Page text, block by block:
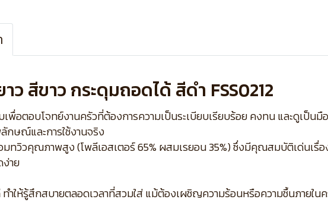
ว สีขาว กระดุมถอดได้ สีดำ FSS0212
อตอบโจทย์งานครัวที่ต้องการความเป็นระเบียบเรียบร้อย คงทน และดูเป็นมือ
กษณ์และการใช้งานจริง
ทวิวคุณภาพสูง (โพลีเอสเตอร์ 65% ผสมเรยอน 35%) ซึ่งมีคุณสมบัติเด่นเรื่
าย
ทำให้รู้สึกสบายตลอดเวลาที่สวมใส่ แม้ต้องเผชิญความร้อนหรือความชื้นภายใน